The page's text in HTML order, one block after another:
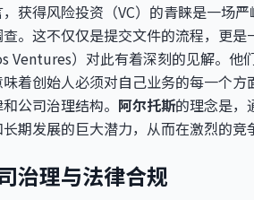
获得风险投资（VC）的青睐是一场
。这不仅仅是提交文件的流程，更
Ventures）对此有着深刻的见解。
着创始人必须对自己业务的每一个
公司治理结构。 阿尔托斯的理念是，
期发展的巨大潜力，从而在激烈的竞
治理与法律合规